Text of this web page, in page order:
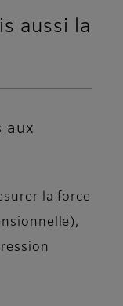
aussi la
aux
la force